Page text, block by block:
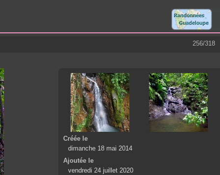
256/318
Créée le
dimanche 18 mai 2014
Ajoutée le
vendredi 24 juillet 2020